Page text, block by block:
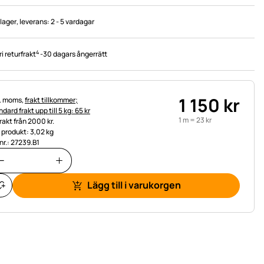
, leverans:2 - 5 vardagar
returfrakt4-30 dagars ångerrätt
moms,frakt tillkommer;
frakt upp till 5 kg: 65 kr
från 2000 kr.
3,02 kg
27239.B1
1 150 kr
1 m =23kr
Lägg till i varukorgen